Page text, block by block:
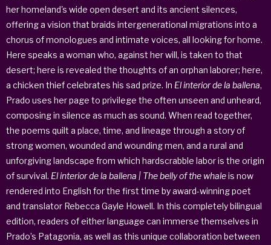
her homeland's wide open desert and its ancient silences,
offering a vision that braids intergenerational migrations into a
chorus of monologues and intimate voices, all looking for home.
Here speaks a woman who, against her will, is taken to that
desert; here is revealed the thoughts of an orphan laborer; here,
a chicken thief celebrates his sad prize. In El interior de la ballena,
Prado uses her page to privilege the often unseen and unheard,
composing in silence as much as sound. When read together,
the poems quilt a place, time, and lineage through a story of
strong women, wounded and wounding men, and a rural and
unforgiving landscape from which hardscrabble labor is the origin
of survival. El interior de la ballena | The belly of the whaleis now
rendered into English for the first time by award-winning poet
and translator Rebecca Gayle Howell. In this completely bilingual
edition, readers of either language can immerse themselves in
Prado’s Patagonia, as well as this unique collaboration between